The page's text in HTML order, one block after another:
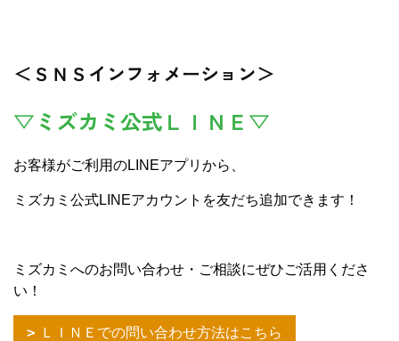
＜ＳＮＳインフォメーション＞
▽ミズカミ公式ＬＩＮＥ▽
お客様がご利用のLINEアプリから、
ミズカミ公式LINEアカウントを友だち追加できます！
ミズカミへのお問い合わせ・ご相談にぜひご活用くださ
い！
ＬＩＮＥでの問い合わせ方法はこちら